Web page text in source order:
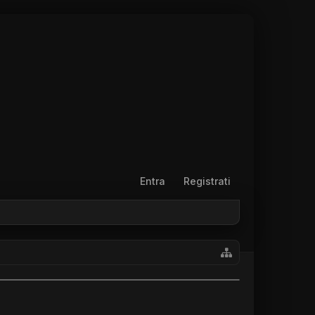
Entra Registrati